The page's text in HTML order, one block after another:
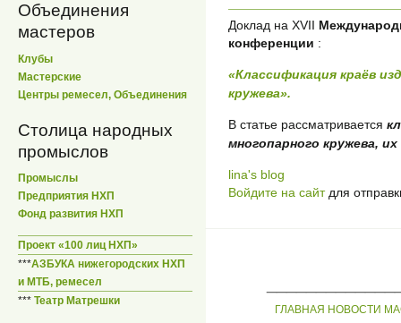
Объединения
мастеров
Клубы
Мастерские
Центры ремесел, Объединения
Столица народных
промыслов
Промыслы
Предприятия НХП
Фонд развития НХП
Проект «100 лиц НХП»
***АЗБУКА нижегородских НХП
и МТБ, ремесел
*** Театр Матрешки
Доклад на XVII
конференции :
«Классификация краёв
кружева».
В статье рассматривается
многопарного кружева,
lina's blog
Войдите на сайтдля
ГЛАВНАЯ НОВОСТИ